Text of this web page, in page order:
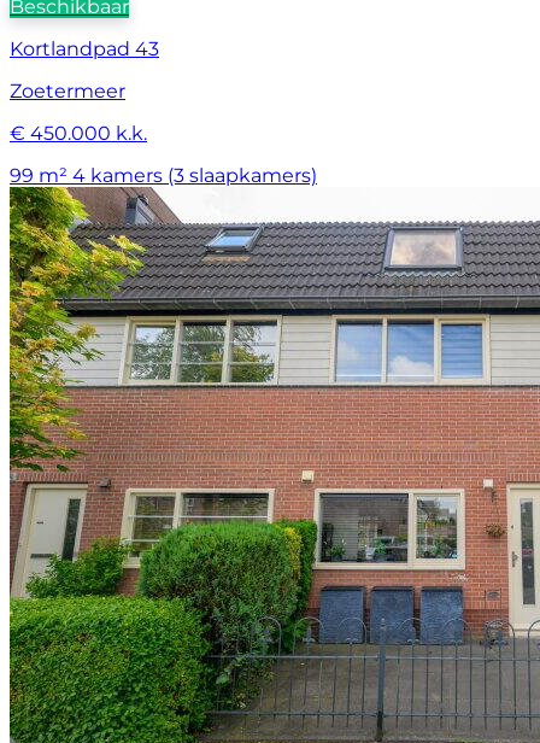
Beschikbaar
Kortlandpad 43
Zoetermeer
€ 450.000 k.k.
99 m² 4 kamers (3 slaapkamers)